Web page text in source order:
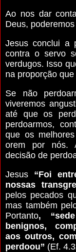
Ao nos dar
Deus,
Jesus conclui a
contra o servo
verdugos. Isso
na proporção
Se não
viveremos
até que os
perdoarmos,
que os
orem por nós.
decisão de
Jesus “Foi
nossas
pelos pecados
mas também
Portanto,
benignos,
aos outros,
perdoou” (Ef.